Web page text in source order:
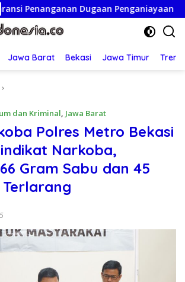
Dugaan Penganiayaan Ketua
Jawa Barat Bekasi Jawa Timur
dan Kriminal, Jawa Barat
Polres Metro Bekasi
Narkoba,
Gram Sabu dan 45